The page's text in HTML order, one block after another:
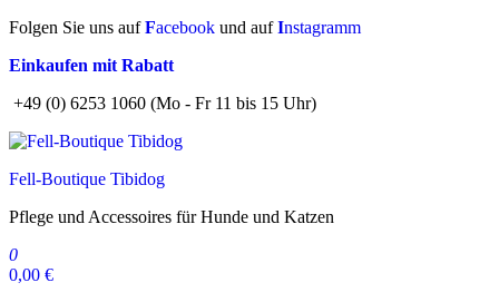
Zum
springen
Folgen Sie uns aufFacebook und aufInstagramm
Einkaufen mit Rabatt
+49 (0) 6253 1060 (Mo - Fr 11 bis 15 Uhr)
Fell-Boutique Tibidog
Pflege und Accessoires für Hunde und Katzen
0
0,00 €